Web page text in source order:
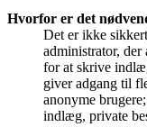
Hvorfor er det
Det er ikke
administrator,
for at skrive
giver adgang til
anonyme
indlæg, private